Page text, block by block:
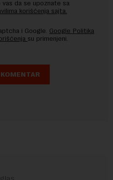
vas da se upoznate sa
korišćenja sajta.
i Google. Google Politika
su primenjeni.